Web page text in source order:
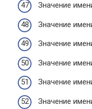
Значение
Значение
Значение
Значение
Значение
Значение